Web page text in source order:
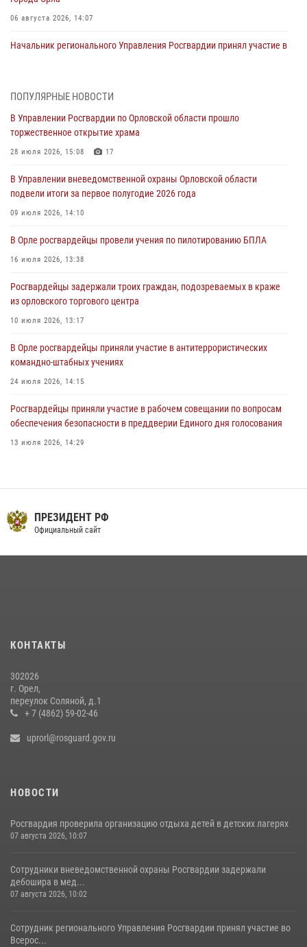
06 августа 2026, 14:07
Начальник регионального Управления Росгвардии принял участие в
первое полугодие
05 августа 2026, 13:12
совершении противоправных действий
04 августа 2026, 14:21
04 августа 2026, 14:06
предоставлении госуслуг
03 августа 2026, 14:30
ПОПУЛЯРНЫЕ НОВОСТИ
В Управлении Росгвардии по Орловской области прошло
торжественное открытие храма
28 июля 2026, 15:08 17
В Управлении вневедомственной охраны Орловской области
подвели итоги за первое полугодие 2026 года
09 июля 2026, 14:10
В Орле росгвардейцы провели учения по пилотированию БПЛА
16 июля 2026, 13:38
Росгвардейцы задержали троих граждан, подозреваемых в краже
из орловского торгового центра
10 июля 2026, 13:17
В Орле росгвардейцы приняли участие в антитеррористических
командно-штабных учениях
24 июля 2026, 14:15
Росгвардейцы приняли участие в рабочем совещании по вопросам
обеспечения безопасности в преддверии Единого дня голосования
13 июля 2026, 14:29
30 июля 2026, 14:27
На брифинге росгвардейцы рассказали орловцам об изменениях в
законодательстве, регулирующем оборот оружия
15 июля 2026, 14:49
ПРЕЗИДЕНТ РФ
Официальный сайт
КОНТАКТЫ
302026
г. Орел,
переулок Соляной, д.1
+ 7 (4862) 59-02-46
uprorl@rosguard.gov.ru
НОВОСТИ
Росгвардия проверила организацию отдыха детей в детских лагерях
07 августа 2026, 10:07
Сотрудники вневедомственной охраны Росгвардии задержали
дебошира в мед...
07 августа 2026, 10:02
Сотрудник регионального Управления Росгвардии принял участие во
Всерос...